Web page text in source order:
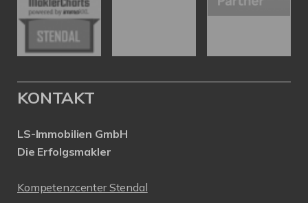
KONTAKT
LS-Immobilien GmbH
Die Erfolgsmakler
Kompetenzcenter Stendal